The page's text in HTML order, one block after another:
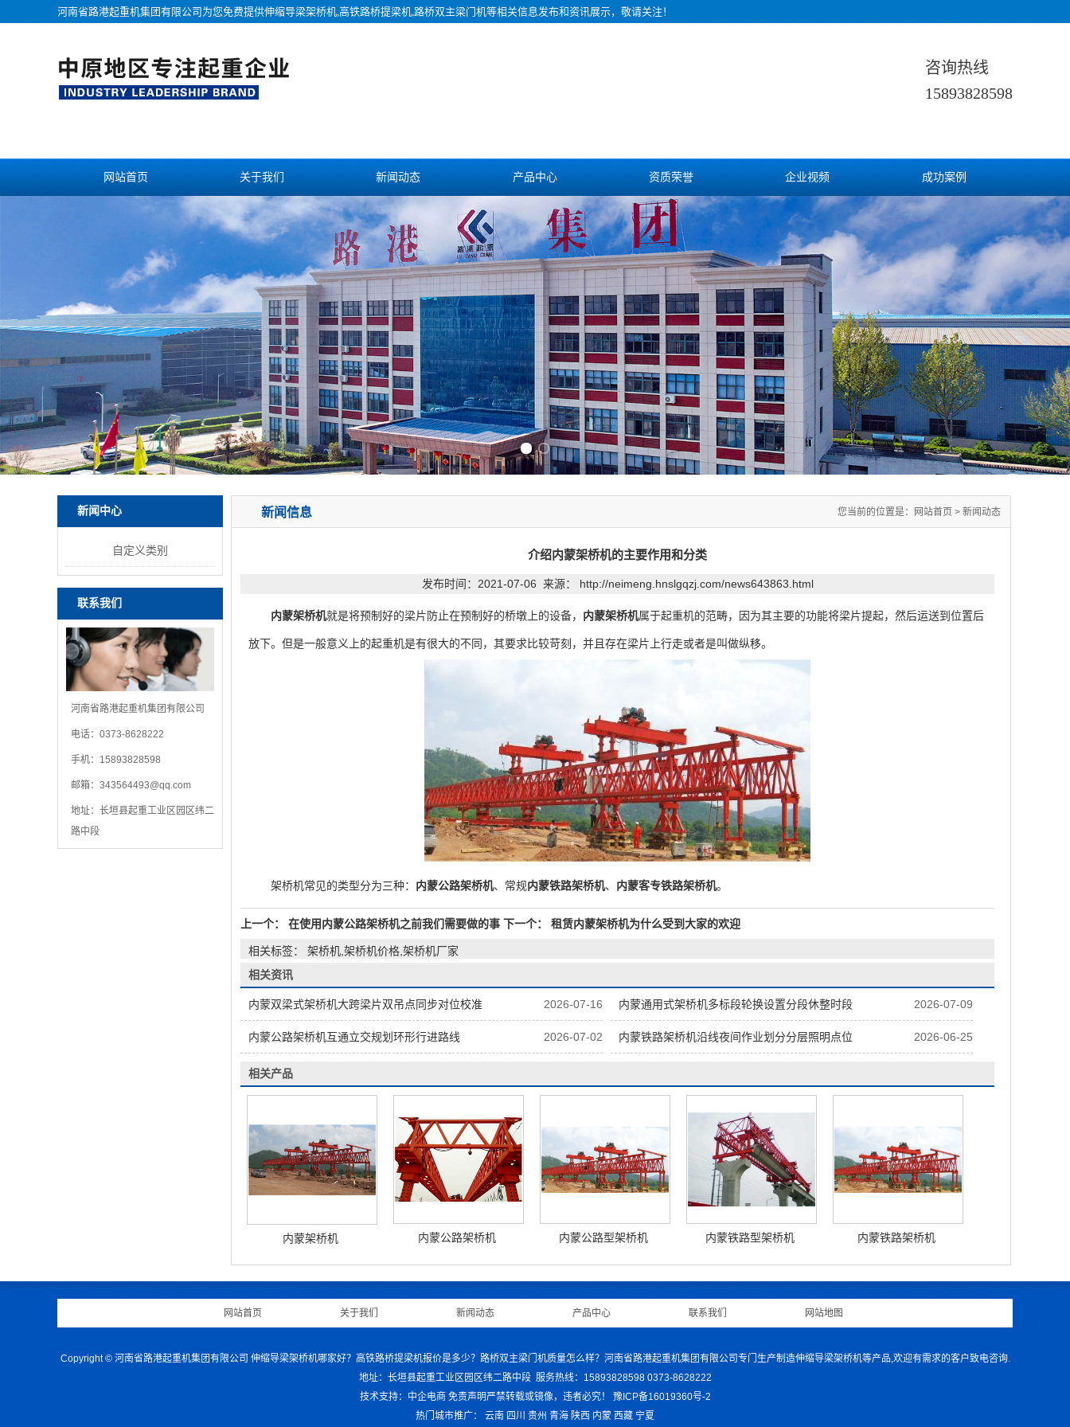
河南省路港起重机集团有限公司为您免费提供伸缩导梁架桥机,高铁路桥提梁机,路桥双主梁门机等相关信息发布和资讯展示，敬请关注！
咨询热线
15893828598
网站首页 关于我们 新闻动态 产品中心 资质荣誉 企业视频 成功案例
新闻中心
自定义类别
联系我们
河南省路港起重机集团有限公司
电话：0373-8628222
手机：15893828598
邮箱： 343564493@qq.com
地址：长垣县起重工业区园区纬二
路中段
新闻信息 您当前的位置是： 网站首页 > 新闻动态
介绍内蒙架桥机的主要作用和分类
发布时间：2021-07-06 来源： http://neimeng.hnslgqzj.com/news643863.html
内蒙架桥机就是将预制好的梁片防止在预制好的桥墩上的设备， 内蒙架桥机属于起重机的范畴，因为其主要的功能将梁片提起，然后运送到位置后
放下。但是一般意义上的起重机是有很大的不同，其要求比较苛刻，并且存在梁片上行走或者是叫做纵移。
架桥机常见的类型分为三种： 内蒙公路架桥机、常规内蒙铁路架桥机、 内蒙客专铁路架桥机。
上一个： 在使用内蒙公路架桥机之前我们需要做的事 下一个： 租赁内蒙架桥机为什么受到大家的欢迎
相关标签： 架桥机,架桥机价格,架桥机厂家
相关资讯
2026-07-16
内蒙双梁式架桥机大跨梁片双吊点同步对位校准 2026-07-09
内蒙通用式架桥机多标段轮换设置分段休整时段
2026-07-02
内蒙公路架桥机互通立交规划环形行进路线 2026-06-25
内蒙铁路架桥机沿线夜间作业划分分层照明点位
相关产品
内蒙架桥机 内蒙公路架桥机 内蒙公路型架桥机 内蒙铁路型架桥机 内蒙铁路架桥机
网站首页 关于我们 新闻动态 产品中心 联系我们 网站地图
Copyright © 河南省路港起重机集团有限公司 伸缩导梁架桥机哪家好？高铁路桥提梁机报价是多少？路桥双主梁门机质量怎么样？河南省路港起重机集团有限公司专门生产制造伸缩导梁架桥机等产品,欢迎有需求的客户致电咨询.
地址：长垣县起重工业区园区纬二路中段 服务热线：15893828598 0373-8628222
技术支持：中企电商 免责声明严禁转载或镜像，违者必究！ 豫ICP备16019360号-2
热门城市推广： 云南 四川 贵州 青海 陕西 内蒙 西藏 宁夏